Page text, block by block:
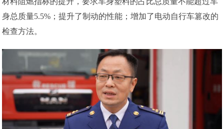
身总质量5.5%；提升了制动的性能；增加了电动自行车篡改的
检查方法。